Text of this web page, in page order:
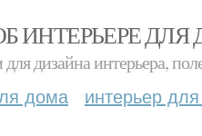
ИНТЕРЬЕРЕ
дизайна интерьера,
дома интерьер